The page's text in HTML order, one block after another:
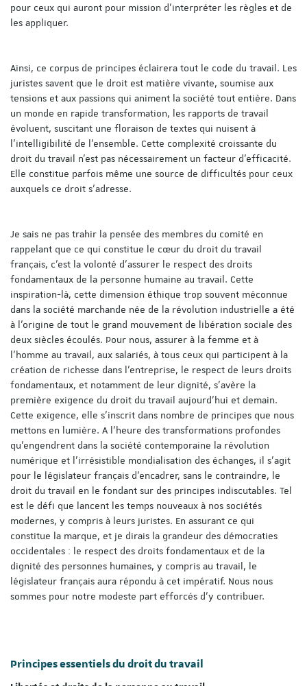
pour ceux qui auront pour mission d'interpréter les règles et de
les appliquer.
Ainsi, ce corpus de principes éclairera tout le code du travail. Les
juristes savent que le droit est matière vivante, soumise aux
tensions et aux passions qui animent la société tout entière. Dans
un monde en rapide transformation, les rapports de travail
évoluent, suscitant une floraison de textes qui nuisent à
l'intelligibilité de l'ensemble. Cette complexité croissante du
droit du travail n'est pas nécessairement un facteur d'efficacité.
Elle constitue parfois même une source de difficultés pour ceux
auxquels ce droit s'adresse.
Je sais ne pas trahir la pensée des membres du comité en
rappelant que ce qui constitue le cœur du droit du travail
français, c'est la volonté d'assurer le respect des droits
fondamentaux de la personne humaine au travail. Cette
inspiration-là, cette dimension éthique trop souvent méconnue
dans la société marchande née de la révolution industrielle a été
à l'origine de tout le grand mouvement de libération sociale des
deux siècles écoulés. Pour nous, assurer à la femme et à
l'homme au travail, aux salariés, à tous ceux qui participent à la
création de richesse dans l'entreprise, le respect de leurs droits
fondamentaux, et notamment de leur dignité, s'avère la
première exigence du droit du travail aujourd'hui et demain.
Cette exigence, elle s'inscrit dans nombre de principes que nous
mettons en lumière. A l'heure des transformations profondes
qu'engendrent dans la société contemporaine la révolution
numérique et l'irrésistible mondialisation des échanges, il s'agit
pour le législateur français d'encadrer, sans le contraindre, le
droit du travail en le fondant sur des principes indiscutables. Tel
est le défi que lancent les temps nouveaux à nos sociétés
modernes, y compris à leurs juristes. En assurant ce qui
constitue la marque, et je dirais la grandeur des démocraties
occidentales : le respect des droits fondamentaux et de la
dignité des personnes humaines, y compris au travail, le
législateur français aura répondu à cet impératif. Nous nous
sommes pour notre modeste part efforcés d'y contribuer.
Principes essentiels du droit du travail